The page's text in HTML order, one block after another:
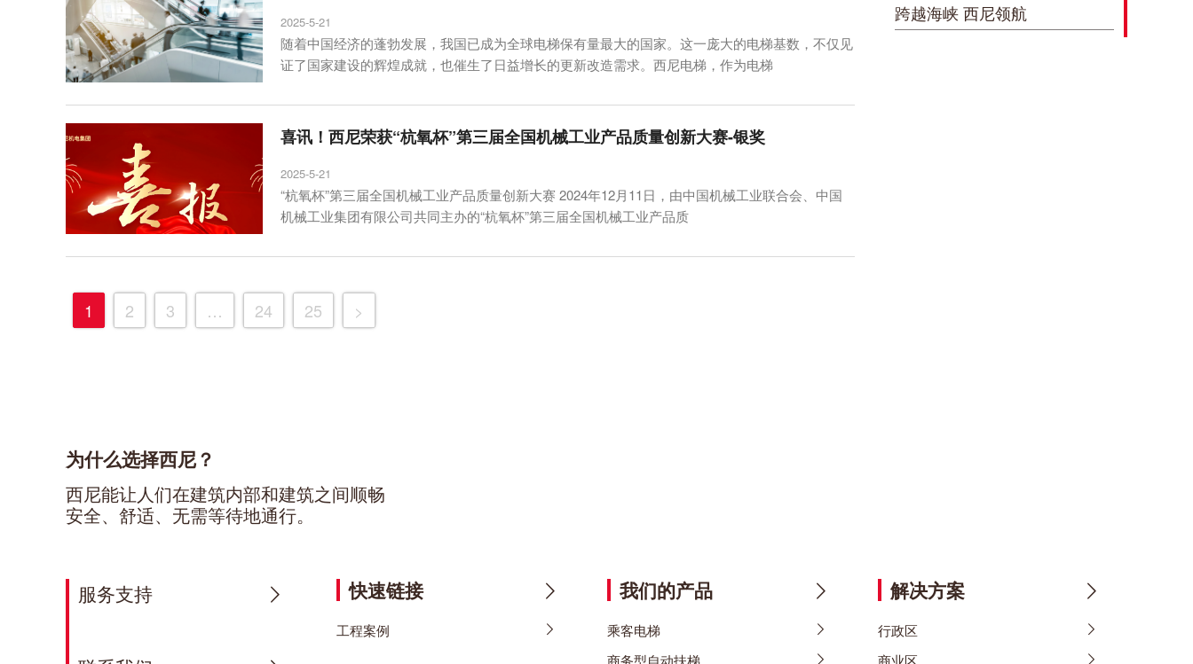
2025-5-21
随着中国经济的蓬勃发展，我国已成为全球电梯保有量最大的国家。这一庞大的电梯基数，不仅见
证了国家建设的辉煌成就，也催生了日益增长的更新改造需求。西尼电梯，作为电梯
喜讯！西尼荣获“杭氧杯”第三届全国机械工业产品质量创新大赛-银奖
2025-5-21
“杭氧杯”第三届全国机械工业产品质量创新大赛 2024年12月11日，由中国机械工业联合会、中国
机械工业集团有限公司共同主办的“杭氧杯”第三届全国机械工业产品质
1 2 3 … 24 25 >
跨越海峡 西尼领航
为什么选择西尼？
西尼能让人们在建筑内部和建筑之间顺畅
安全、舒适、无需等待地通行。
服务支持 快速链接
工程案例
我们的产品
乘客电梯
商务型自动扶梯
解决方案
行政区
商业区